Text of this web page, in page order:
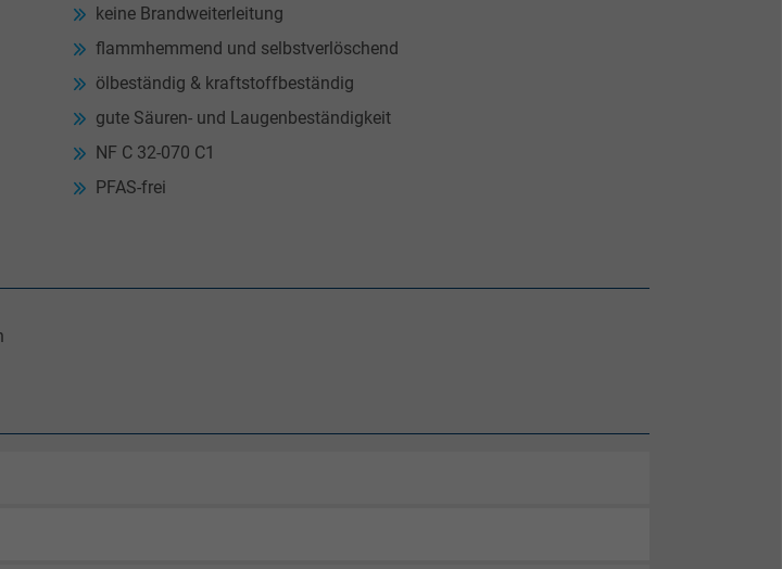
keine Brandweiterleitung
flammhemmend und selbstverlöschend
ölbeständig & kraftstoffbeständig
gute Säuren- und Laugenbeständigkeit
NF C 32-070 C1
PFAS-frei